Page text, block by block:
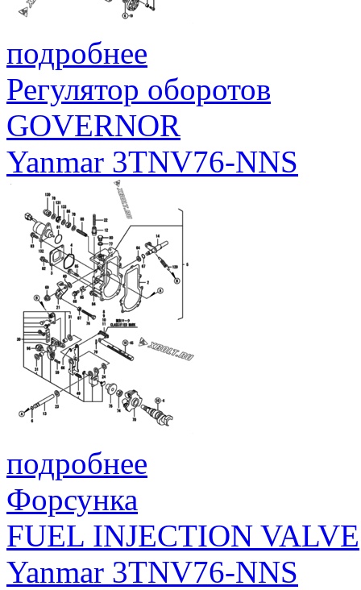
подробнее
Регулятор оборотов
GOVERNOR
Yanmar 3TNV76-NNS
подробнее
Форсунка
FUEL INJECTION VALVE
Yanmar 3TNV76-NNS